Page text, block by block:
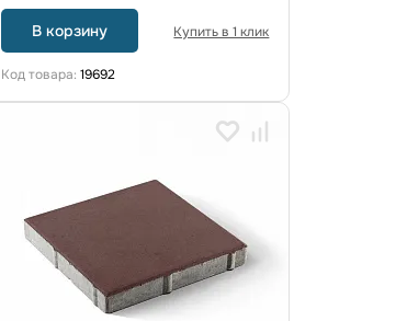
В корзину Купить в 1 клик
Код товара:19692